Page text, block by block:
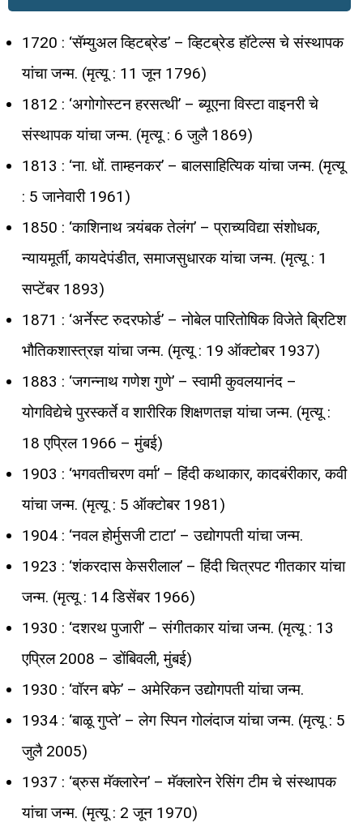
1720 : ‘सॅम्युअल व्हिटब्रेड’ – व्हिटब्रेड हॉटेल्स चे संस्थापक
यांचा जन्म. (मृत्यू : 11 जून 1796)
1812 : ‘अगोगोस्टन हरसत्थी’ – ब्यूएना विस्टा वाइनरी चे
संस्थापक यांचा जन्म. (मृत्यू : 6 जुलै 1869)
1813 : ‘ना. धों. ताम्हनकर’ – बालसाहित्यिक यांचा जन्म. (मृत्यू
: 5 जानेवारी 1961)
1850 : ‘काशिनाथ त्र्यंबक तेलंग’ – प्राच्यविद्या संशोधक,
न्यायमूर्ती, कायदेपंडीत, समाजसुधारक यांचा जन्म. (मृत्यू : 1
सप्टेंबर 1893)
1871 : ‘अर्नेस्ट रुदरफोर्ड’ – नोबेल पारितोषिक विजेते ब्रिटिश
भौतिकशास्त्रज्ञ यांचा जन्म. (मृत्यू : 19 ऑक्टोबर 1937)
1883 : ‘जगन्नाथ गणेश गुणे’ – स्वामी कुवलयानंद –
योगविद्येचे पुरस्कर्ते व शारीरिक शिक्षणतज्ञ यांचा जन्म. (मृत्यू :
18 एप्रिल 1966 – मुंबई)
1903 : ‘भगवतीचरण वर्मा’ – हिंदी कथाकार, कादबंरीकार, कवी
यांचा जन्म. (मृत्यू : 5 ऑक्टोबर 1981)
1904 : ‘नवल होर्मुसजी टाटा’ – उद्योगपती यांचा जन्म.
1923 : ‘शंकरदास केसरीलाल’ – हिंदी चित्रपट गीतकार यांचा
जन्म. (मृत्यू : 14 डिसेंबर 1966)
1930 : ‘दशरथ पुजारी’ – संगीतकार यांचा जन्म. (मृत्यू : 13
एप्रिल 2008 – डोंबिवली, मुंबई)
1930 : ‘वॉरन बफे’ – अमेरिकन उद्योगपती यांचा जन्म.
1934 : ‘बाळू गुप्ते’ – लेग स्पिन गोलंदाज यांचा जन्म. (मृत्यू : 5
जुलै 2005)
1937 : ‘ब्रुस मॅक्लारेन’ – मॅक्लारेन रेसिंग टीम चे संस्थापक
यांचा जन्म. (मृत्यू : 2 जून 1970)